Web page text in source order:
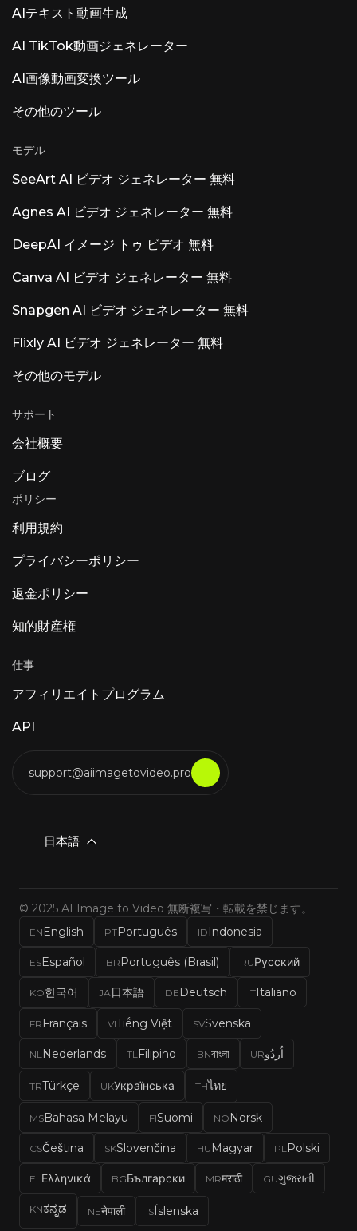
AIテキスト動画生成
AI TikTok動画ジェネレーター
AI画像動画変換ツール
その他のツール
モデル
SeeArt AI ビデオ ジェネレーター 無料
Agnes AI ビデオ ジェネレーター 無料
DeepAI イメージ トゥ ビデオ 無料
Canva AI ビデオ ジェネレーター 無料
Snapgen AI ビデオ ジェネレーター 無料
Flixly AI ビデオ ジェネレーター 無料
その他のモデル
サポート
会社概要
ブログ
ポリシー
利用規約
プライバシーポリシー
返金ポリシー
知的財産権
仕事
アフィリエイトプログラム
API
support@aiimagetovideo.pro
日本語
© 2025 AI Image to Video 無断複写・転載を禁じます。
EN English PTPortuguês ID Indonesia
ESEspañol BR Português (Brasil) RUРусский
KO한국어 JA 日本語 DE Deutsch IT Italiano
FR Français VITiếng Việt SVSvenska
NL Nederlands TL Filipino BNবাংলা URاُردُو
TRTürkçe UKУкраїнська THไทย
MSBahasa Melayu FISuomi NO Norsk
CSČeština SKSlovenčina HU Magyar PL Polski
EL Ελληνικά BGБългарски MRमराठी GUગુજરાતી
KNಕನ್ನಡ NEनेपाली ISÍslenska